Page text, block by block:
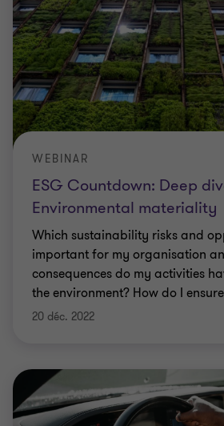
ESG Countdown: Deep
Environmental materiality
WEBINAR
Which sustainability risks and
important for my organisation
consequences do my activities
the environment? How do I
20 déc. 2022